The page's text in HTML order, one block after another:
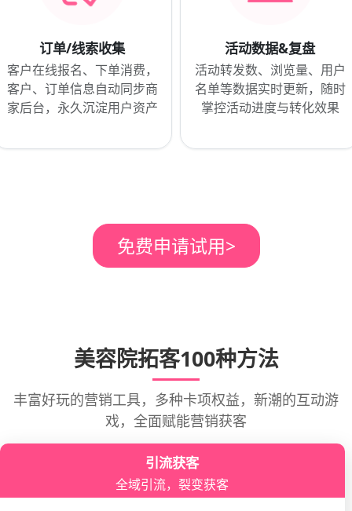
订单/线索收集
客户在线报名、下单消费，
客户、订单信息自动同步商
家后台，永久沉淀用户资产
活动数据&复盘
活动转发数、浏览量、用户
名单等数据实时更新，随时
掌控活动进度与转化效果
免费申请试用>
美容院拓客100种方法
丰富好玩的营销工具，多种卡项权益，新潮的互动游
戏，全面赋能营销获客
引流获客
全域引流，裂变获客